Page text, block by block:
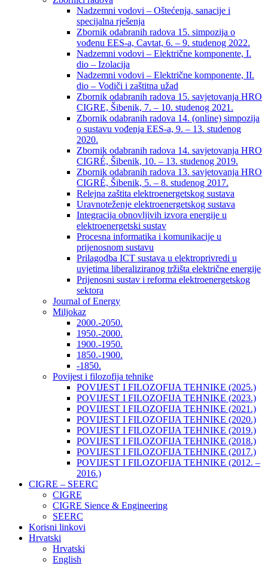
Nadzemni vodovi – Oštećenja, sanacije i
specijalna rješenja
Zbornik odabranih radova 15. simpozija o
vođenu EES-a, Cavtat, 6. – 9. studenog 2022.
Nadzemni vodovi – Električne komponente, I.
dio – Izolacija
Nadzemni vodovi – Električne komponente, II.
dio – Vodiči i zaštitna užad
Zbornik odabranih radova 15. savjetovanja HRO
CIGRE, Šibenik, 7. – 10. studenog 2021.
Zbornik odabranih radova 14. (online) simpozija
o sustavu vođenja EES-a, 9. – 13. studenog
2020.
Zbornik odabranih radova 14. savjetovanja HRO
CIGRÉ, Šibenik, 10. – 13. studenog 2019.
Zbornik odabranih radova 13. savjetovanja HRO
CIGRÉ, Šibenik, 5. – 8. studenog 2017.
Relejna zaštita elektroenergetskog sustava
Uravnoteženje elektroenergetskog sustava
Integracija obnovljivih izvora energije u
elektroenergetski sustav
Procesna informatika i komunikacije u
prijenosnom sustavu
Prilagodba ICT sustava u elektroprivredi u
uvjetima liberaliziranog tržišta električne energije
Prijenosni sustav i reforma elektroenergetskog
sektora
Journal of Energy
Miljokaz
2000.-2050.
1950.-2000.
1900.-1950.
1850.-1900.
-1850.
Povijest i filozofija tehnike
POVIJEST I FILOZOFIJA TEHNIKE (2025.)
POVIJEST I FILOZOFIJA TEHNIKE (2023.)
POVIJEST I FILOZOFIJA TEHNIKE (2021.)
POVIJEST I FILOZOFIJA TEHNIKE (2020.)
POVIJEST I FILOZOFIJA TEHNIKE (2019.)
POVIJEST I FILOZOFIJA TEHNIKE (2018.)
POVIJEST I FILOZOFIJA TEHNIKE (2017.)
POVIJEST I FILOZOFIJA TEHNIKE (2012. –
2016.)
CIGRE – SEERC
CIGRE
CIGRE Sience & Engineering
SEERC
Korisni linkovi
Hrvatski
Hrvatski
English